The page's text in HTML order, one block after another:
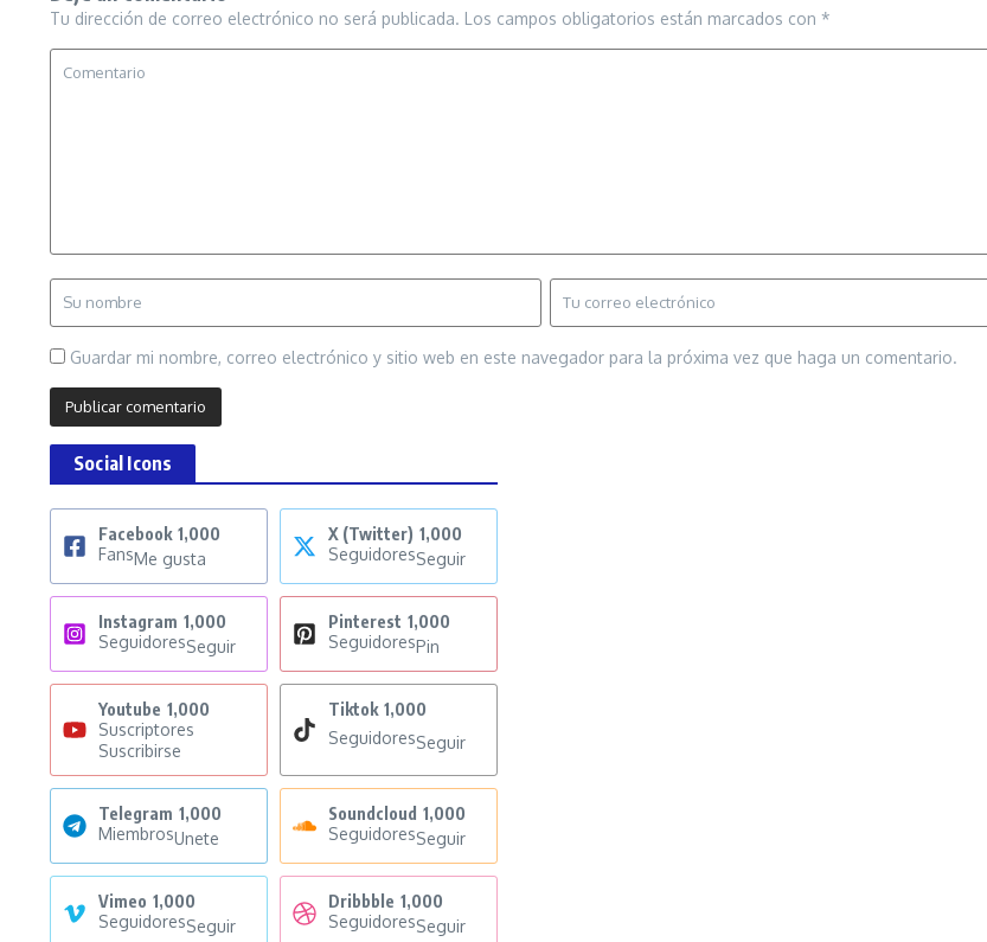
Tu dirección de correo electrónico no será publicada. Los campos obligatorios están marcados con *
Guardar mi nombre, correo electrónico y sitio web en este navegador para la próxima vez que haga un comentario.
Social Icons
Facebook 1,000
FansMe gusta
X (Twitter) 1,000
SeguidoresSeguir
Instagram 1,000
SeguidoresSeguir
Pinterest 1,000
SeguidoresPin
Youtube 1,000
Suscriptores
Suscribirse
Tiktok 1,000
SeguidoresSeguir
Telegram 1,000
MiembrosUnete
Soundcloud 1,000
SeguidoresSeguir
Vimeo 1,000
SeguidoresSeguir
Dribbble 1,000
SeguidoresSeguir